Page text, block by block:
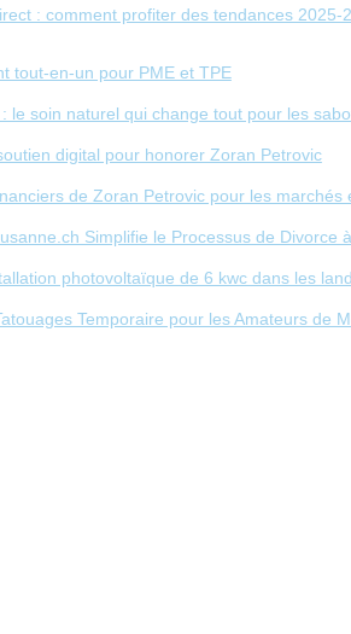
: comment profiter des tendances 2025-
tout-en-un pour PME et TPE
le soin naturel qui change tout pour les
digital pour honorer Zoran Petrovic
de Zoran Petrovic pour les marchés
Simplifie le Processus de Divorce
photovoltaïque de 6 kwc dans les
Temporaire pour les Amateurs de